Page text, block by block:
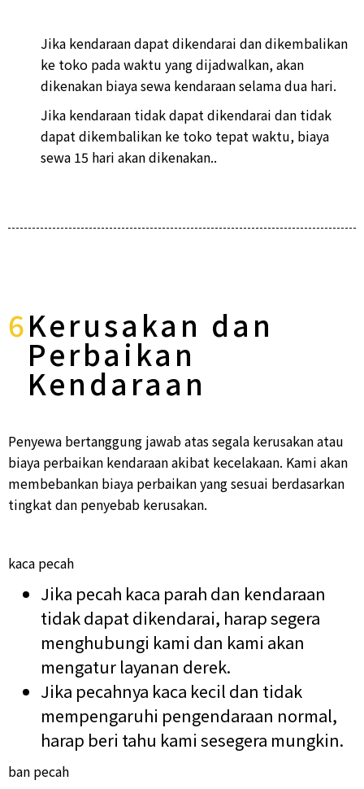
Jika kendaraan dapat dikendarai dan dikembalikan
ke toko pada waktu yang dijadwalkan, akan
dikenakan biaya sewa kendaraan selama dua hari.
Jika kendaraan tidak dapat dikendarai dan tidak
dapat dikembalikan ke toko tepat waktu, biaya
sewa 15 hari akan dikenakan..
6Kerusakan dan
Perbaikan
Kendaraan
Penyewa bertanggung jawab atas segala kerusakan atau
biaya perbaikan kendaraan akibat kecelakaan. Kami akan
membebankan biaya perbaikan yang sesuai berdasarkan
tingkat dan penyebab kerusakan.​
kaca pecah
Jika pecah kaca parah dan kendaraan
tidak dapat dikendarai, harap segera
menghubungi kami dan kami akan
mengatur layanan derek.
Jika pecahnya kaca kecil dan tidak
mempengaruhi pengendaraan normal,
harap beri tahu kami sesegera mungkin.
ban pecah